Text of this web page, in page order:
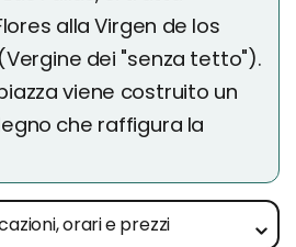
alla Virgen de los
dei "senza tetto").
viene costruito un
che raffigura la
orari e prezzi